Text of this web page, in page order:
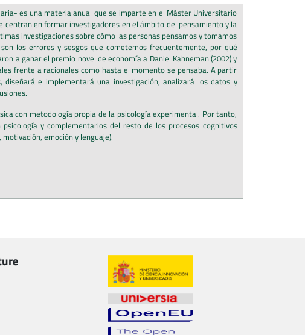
es una materia anual que se imparte en el Máster Universitario
en formar investigadores en el ámbito del pensamiento y la
investigaciones sobre cómo las personas pensamos y tomamos
los errores y sesgos que cometemos frecuentemente, por qué
a ganar el premio novel de economía a Daniel Kahneman (2002) y
frente a racionales como hasta el momento se pensaba. A partir
e implementará una investigación, analizará los datos y
con metodología propia de la psicología experimental. Por tanto,
y complementarios del resto de los procesos cognitivos
emoción y lenguaje).